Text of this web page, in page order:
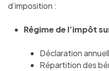
d’imposition :
Régime de l’impôt
Déclaration
Répartition des